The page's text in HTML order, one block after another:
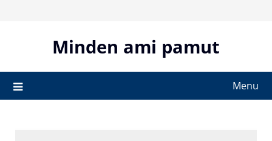
Minden ami pamut
Menu